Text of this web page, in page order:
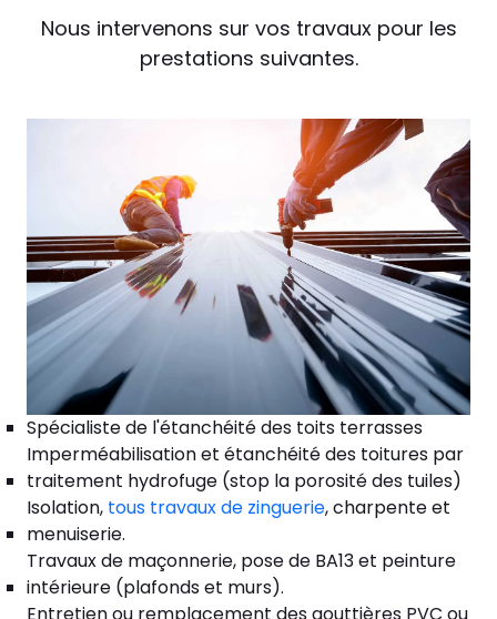
Nous intervenons sur vos travaux pour les
prestations suivantes.
Spécialiste de l'étanchéité des toits terrasses
Imperméabilisation et étanchéité des toitures par
traitement hydrofuge (stop la porosité des tuiles)
Isolation, tous travaux de zinguerie, charpente et
menuiserie.
Travaux de maçonnerie, pose de BA13 et peinture
intérieure (plafonds et murs).
Entretien ou remplacement des gouttières PVC ou